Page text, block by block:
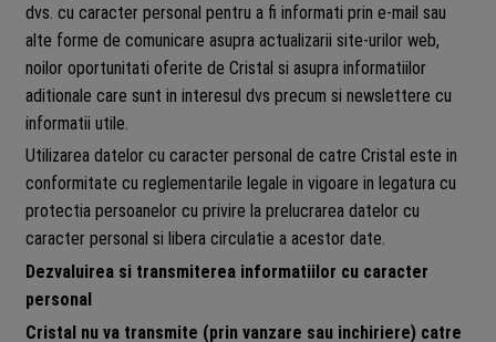
dvs. cu caracter personal pentru a fi informati prin e-mail sau
alte forme de comunicare asupra actualizarii site-urilor web,
noilor oportunitati oferite de Cristal si asupra informatiilor
aditionale care sunt in interesul dvs precum si newslettere cu
informatii utile.
Utilizarea datelor cu caracter personal de catre Cristal este in
conformitate cu reglementarile legale in vigoare in legatura cu
protectia persoanelor cu privire la prelucrarea datelor cu
caracter personal si libera circulatie a acestor date.
Dezvaluirea si transmiterea informatiilor cu caracter
personal
Cristal nu va transmite (prin vanzare sau inchiriere) catre